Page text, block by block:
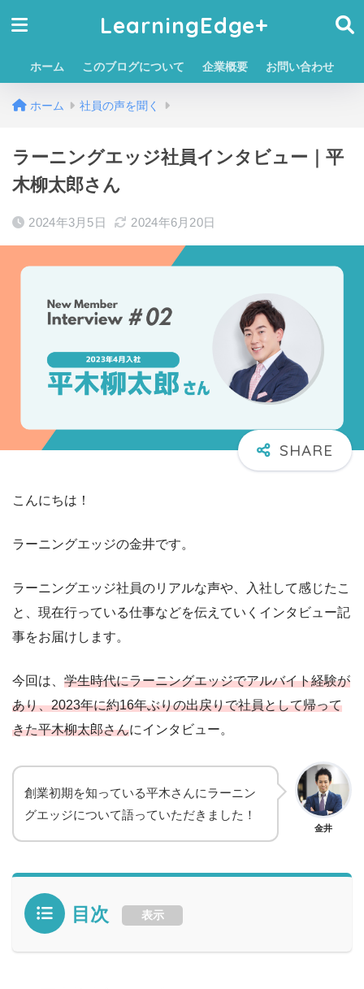
LearningEdge+
ホーム このブログについて 企業概要 お問い合わせ
ホーム 社員の声を聞く
ラーニングエッジ社員インタビュー｜平
木柳太郎さん
2024年3月5日 2024年6月20日
こんにちは！
ラーニングエッジの金井です。
ラーニングエッジ社員のリアルな声や、入社して感じたこ
と、現在行っている仕事などを伝えていくインタビュー記
事をお届けします。
今回は、 学生時代にラーニングエッジでアルバイト経験が
あり、2023年に約16年ぶりの出戻りで社員として帰って
きた平木柳太郎さんにインタビュー。
金井
創業初期を知っている平木さんにラーニン
グエッジについて語っていただきました！
目次 表示